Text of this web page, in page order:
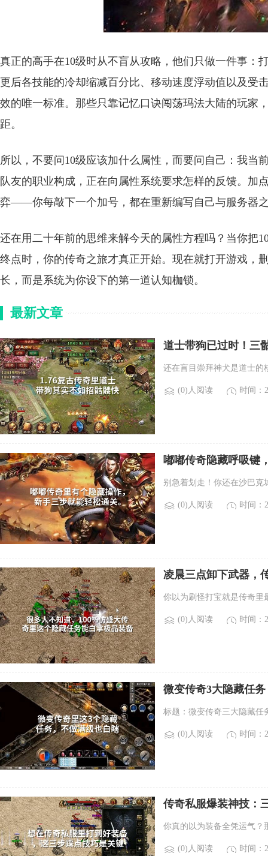
真正的高手在10级时从不盲从攻略，他们只做一件事：
更后各技能的冷却缩减百分比、移动速度浮动值以及
效的唯一标准。那些只靠记忆口诀闯荡玛法大陆的玩家
距。
所以，不要问10级应该加什么属性，而要问自己：我当
队友的职业构成，正在向属性系统要求怎样的反馈。加
弈——你每敲下一个加号，都在重新编写自己与服务器
还在用二十年前的思维来解今天的属性方程吗？当你把
终点时，你的传奇之旅才真正开始。现在就打开游戏
长，而是系统为你设下的第一道认知枷锁。
最新文章
道士带狗已过时！三
还在盲目崇拜神犬是道士的
(0)人阅读 时间：
嘟嘟传奇隐藏呼吸键
别急着划走！你还在沙巴克
(0)人阅读 时间：
凌晨三点卸下武器，
你以为刷怪打宝就是传奇里
(0)人阅读 时间：
微变传奇3大隐藏任
标题：微变传奇三大隐藏任
(0)人阅读 时间：
传奇私服爆装神技：
你真的以为装备全凭运气？
(0)人阅读 时间：